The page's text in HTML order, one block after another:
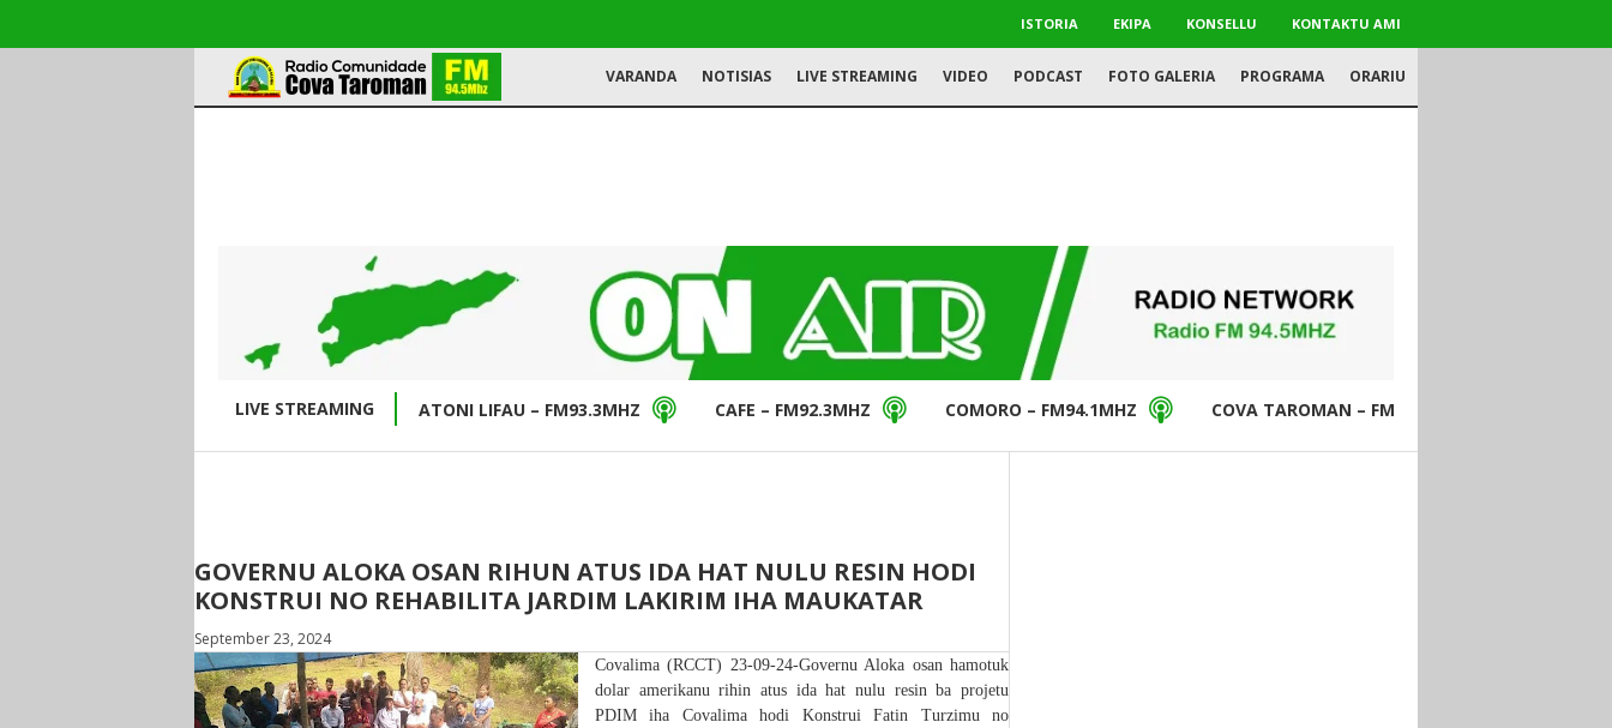
ISTORIA EKIPA KONSELLU KONTAKTU AMI
VARANDA NOTISIAS LIVE STREAMING VIDEO PODCAST FOTO GALERIA PROGRAMA ORARIU
LIVE STREAMING ATONI LIFAU – FM93.3MHZ CAFE – FM92.3MHZ COMORO – FM94.1MHZ COVA TAROMAN – FM94.5MHZ
GOVERNU ALOKA OSAN RIHUN ATUS IDA HAT NULU RESIN HODI
KONSTRUI NO REHABILITA JARDIM LAKIRIM IHA MAUKATAR
September 23, 2024
Covalima (RCCT) 23-09-24-Governu Aloka osan hamotuk
dolar amerikanu rihin atus ida hat nulu resin ba projetu
PDIM iha Covalima hodi Konstrui Fatin Turzimu no